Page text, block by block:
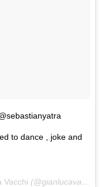
to dance , joke and
Vacchi (@gianlucavacchi) el